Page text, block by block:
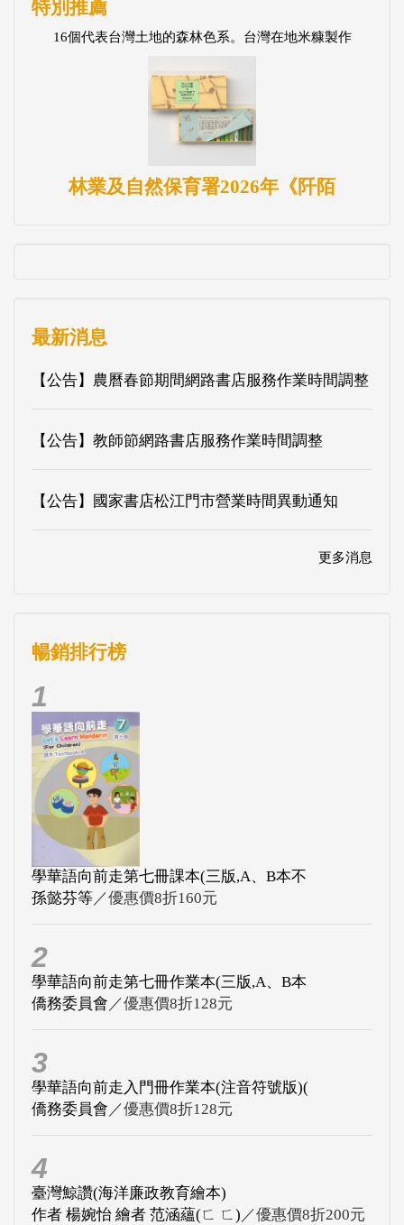
特別推薦
16個代表台灣土地的森林色系。台灣在地米糠製作
林業及自然保育署2026年《阡陌
最新消息
【公告】農曆春節期間網路書店服務作業時間調整
【公告】教師節網路書店服務作業時間調整
【公告】國家書店松江門市營業時間異動通知
更多消息
暢銷排行榜
1
學華語向前走第七冊課本(三版,A、B本不
孫懿芬等／優惠價8折160元
2
學華語向前走第七冊作業本(三版,A、B本
僑務委員會 ／優惠價8折128元
3
學華語向前走入門冊作業本(注音符號版)(
僑務委員會 ／優惠價8折128元
4
臺灣鯨讚(海洋廉政教育繪本)
作者 楊婉怡 繪者 范涵蘊(ㄈ ㄈ) ／優惠價8折200元